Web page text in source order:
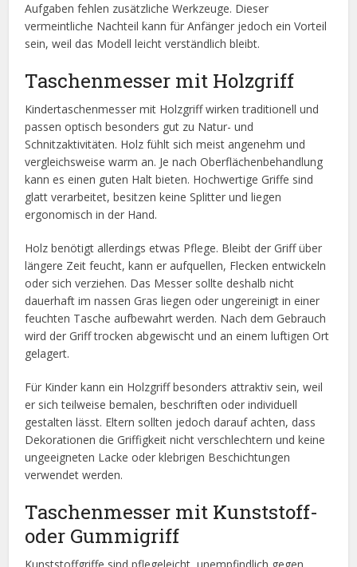
Aufgaben fehlen zusätzliche Werkzeuge. Dieser
vermeintliche Nachteil kann für Anfänger jedoch ein Vorteil
sein, weil das Modell leicht verständlich bleibt.
Taschenmesser mit Holzgriff
Kindertaschenmesser mit Holzgriff wirken traditionell und
passen optisch besonders gut zu Natur- und
Schnitzaktivitäten. Holz fühlt sich meist angenehm und
vergleichsweise warm an. Je nach Oberflächenbehandlung
kann es einen guten Halt bieten. Hochwertige Griffe sind
glatt verarbeitet, besitzen keine Splitter und liegen
ergonomisch in der Hand.
Holz benötigt allerdings etwas Pflege. Bleibt der Griff über
längere Zeit feucht, kann er aufquellen, Flecken entwickeln
oder sich verziehen. Das Messer sollte deshalb nicht
dauerhaft im nassen Gras liegen oder ungereinigt in einer
feuchten Tasche aufbewahrt werden. Nach dem Gebrauch
wird der Griff trocken abgewischt und an einem luftigen Ort
gelagert.
Für Kinder kann ein Holzgriff besonders attraktiv sein, weil
er sich teilweise bemalen, beschriften oder individuell
gestalten lässt. Eltern sollten jedoch darauf achten, dass
Dekorationen die Griffigkeit nicht verschlechtern und keine
ungeeigneten Lacke oder klebrigen Beschichtungen
verwendet werden.
Taschenmesser mit Kunststoff-
oder Gummigriff